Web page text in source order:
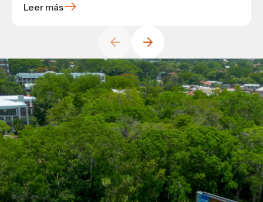
Leer más
Leer más
Leer más